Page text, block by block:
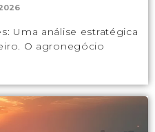
Uma análise estratégica
O agronegócio